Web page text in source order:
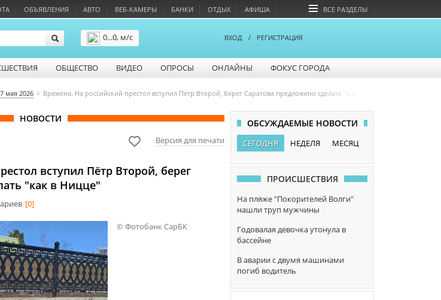
ОБЪЯВЛЕНИЯ АВТО ВЕБ-КАМЕРЫ БАНКИ ОТДЫХ АФИША ВСЕ РАЗДЕЛЫ
0...0, м/с
ВХОД / РЕГИСТРАЦИЯ
ОБЩЕСТВО ВИДЕО ОПРОСЫ ОНЛАЙНЫ ФОКУС ГОРОДА
мая 2026 Времена. На российский престол вступил Пëтр Второй, берег Саратова предложено сделать "как в Ницце"
НОВОСТИ
Версия для печати
вступил Пëтр Второй, берег
"как в Ницце"
[0]
© Фотобанк СарБК
ОБСУЖДАЕМЫЕ НОВОСТИ
СЕГОДНЯ НЕДЕЛЯ МЕСЯЦ
ПРОИСШЕСТВИЯ
На пляже "Покорителей Волги"
нашли труп мужчины
Годовалая девочка утонула в
бассейне
В аварии с двумя машинами
погиб водитель